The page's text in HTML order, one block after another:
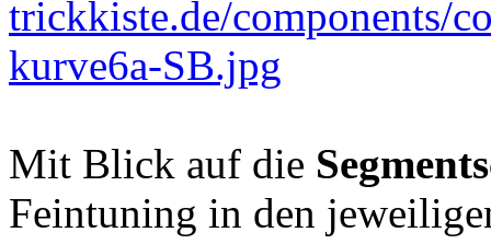
Mit Blick auf die
Feintuning in den